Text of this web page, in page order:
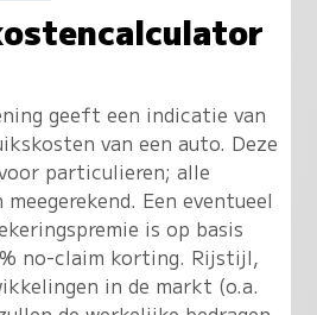
geeft een indicatie van
van een auto. Deze
particulieren; alle
Een eventueel
is op basis
no-claim korting. Rijstijl,
in de markt (o.a.